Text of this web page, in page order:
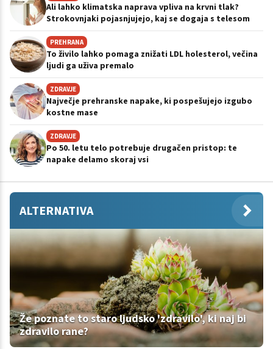
Ali lahko klimatska naprava vpliva na krvni tlak?
Strokovnjaki pojasnjujejo, kaj se dogaja s telesom
PREHRANA
To živilo lahko pomaga znižati LDL holesterol, večina
ljudi ga uživa premalo
ZDRAVJE
Največje prehranske napake, ki pospešujejo izgubo
kostne mase
ZDRAVJE
Po 50. letu telo potrebuje drugačen pristop: te
napake delamo skoraj vsi
ALTERNATIVA
Že poznate to staro ljudsko 'zdravilo', ki naj bi
zdravilo rane?